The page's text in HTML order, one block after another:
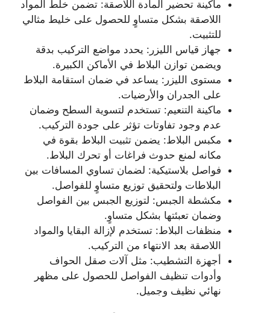
ماكينة تحضير المادة اللاصقة: تضمن خلط المواد
اللاصقة بشكل متساوٍ للحصول على خليط مثالي
للتثبيت.
جهاز قياس الليزر: يحدد مواضع التركيب بدقة
ويضمن توازن البلاط في الأماكن الكبيرة.
مستوى الليزر: يساعد في ضمان استقامة البلاط
على الجدران والأرضيات.
ماكينة التنعيم: تستخدم لتسوية السطح وضمان
عدم وجود تفاوتات تؤثر على جودة التركيب.
مكبس البلاط: يضمن تثبيت البلاط بقوة في
مكانه لمنع حدوث فراغات أو تحرك البلاط.
فواصل بلاستيكية: لضمان تساوي المسافات بين
البلاطات ولتحقيق توزيع متساوٍ للفواصل.
مكشطة الجبس: لتوزيع الجبس بين الفواصل
وضمان تعبئتها بشكل متساوٍ.
منظفات البلاط: تستخدم لإزالة البقايا والمواد
اللاصقة بعد الانتهاء من التركيب.
أجهزة التشطيب: مثل آلات صقل الحواف
وأدوات تنظيف الفواصل للحصول على مظهر
نهائي نظيف وجميل.